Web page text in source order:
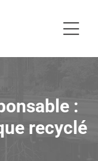
:
recyclé